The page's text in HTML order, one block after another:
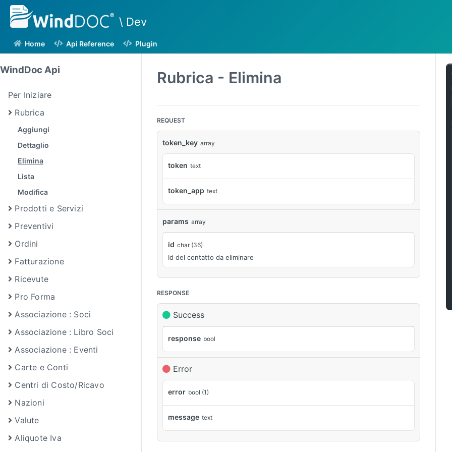
\ Dev
Home Api Reference Plugin
WindDoc Api
Per Iniziare
Rubrica
Aggiungi
Dettaglio
Elimina
Lista
Modifica
Prodotti e Servizi
Preventivi
Ordini
Fatturazione
Ricevute
Pro Forma
Associazione : Soci
Associazione : Libro Soci
Associazione : Eventi
Carte e Conti
Centri di Costo/Ricavo
Nazioni
Valute
Aliquote Iva
Rubrica - Elimina
REQUEST
token_key array
token text
token_app text
params array
id char (36)
Id del contatto da eliminare
RESPONSE
Success
response bool
Error
error bool (1)
message text